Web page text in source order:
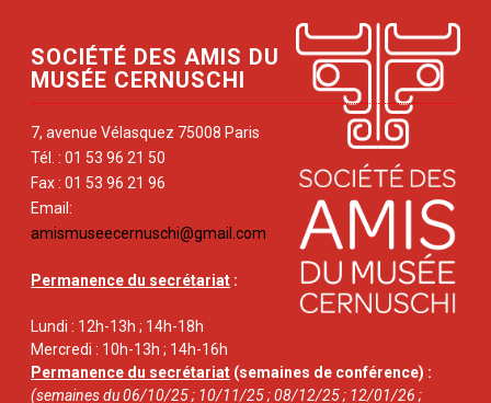
SOCIÉTÉ DES AMIS DU
MUSÉE CERNUSCHI
7, avenue Vélasquez 75008 Paris
Tél. : 01 53 96 21 50
Fax : 01 53 96 21 96
Email:
amismuseecernuschi@gmail.com
Permanence du secrétariat :
Lundi : 12h-13h ; 14h-18h
Mercredi : 10h-13h ; 14h-16h
Permanence du secrétariat (semaines de conférence) :
(semaines du 06/10/25 ; 10/11/25 ; 08/12/25 ; 12/01/26 ;